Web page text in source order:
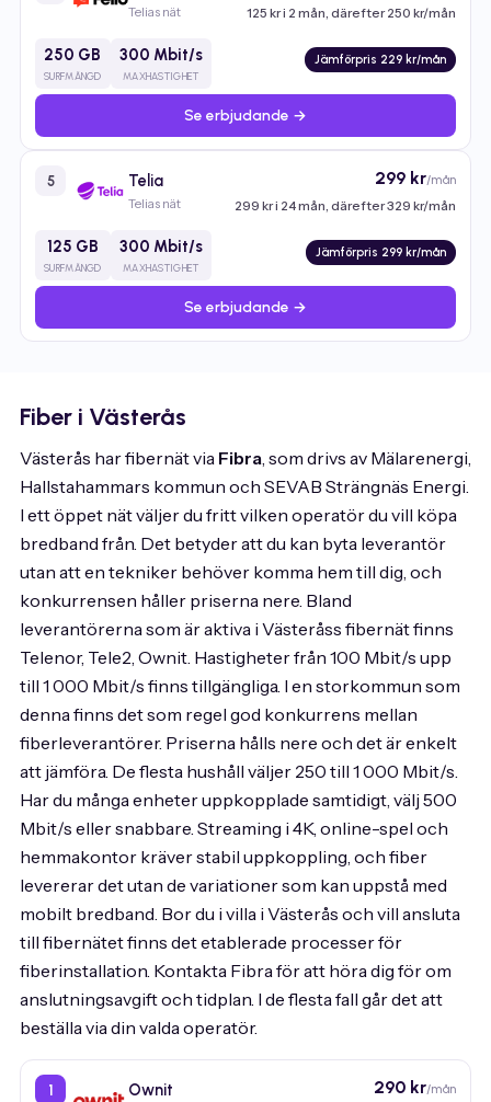
Telias nät
250 GB
SURFMÄNGD
300 Mbit/s
MAXHASTIGHET
125 kr i 2 mån, därefter 250 kr/mån
Jämförpris 229 kr/mån
Se erbjudande →
5 Telia
Telias nät
125 GB
SURFMÄNGD
300 Mbit/s
MAXHASTIGHET
299 kr/mån
299 kr i 24 mån, därefter 329 kr/mån
Jämförpris 299 kr/mån
Se erbjudande →
Fiber i Västerås
Västerås har fibernät via Fibra, som drivs av Mälarenergi,
Hallstahammars kommun och SEVAB Strängnäs Energi.
I ett öppet nät väljer du fritt vilken operatör du vill köpa
bredband från. Det betyder att du kan byta leverantör
utan att en tekniker behöver komma hem till dig, och
konkurrensen håller priserna nere. Bland
leverantörerna som är aktiva i Västeråss fibernät finns
Telenor, Tele2, Ownit. Hastigheter från 100 Mbit/s upp
till 1 000 Mbit/s finns tillgängliga. I en storkommun som
denna finns det som regel god konkurrens mellan
fiberleverantörer. Priserna hålls nere och det är enkelt
att jämföra. De flesta hushåll väljer 250 till 1 000 Mbit/s.
Har du många enheter uppkopplade samtidigt, välj 500
Mbit/s eller snabbare. Streaming i 4K, online-spel och
hemmakontor kräver stabil uppkoppling, och fiber
levererar det utan de variationer som kan uppstå med
mobilt bredband. Bor du i villa i Västerås och vill ansluta
till fibernätet finns det etablerade processer för
fiberinstallation. Kontakta Fibra för att höra dig för om
anslutningsavgift och tidplan. I de flesta fall går det att
beställa via din valda operatör.
1 Ownit 290 kr/mån